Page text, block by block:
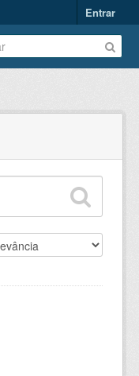
Entrar